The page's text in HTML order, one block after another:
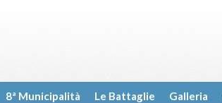
8ª Municipalità Le Battaglie Galleria